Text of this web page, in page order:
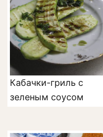
Кабачки-гриль с
зеленым соусом